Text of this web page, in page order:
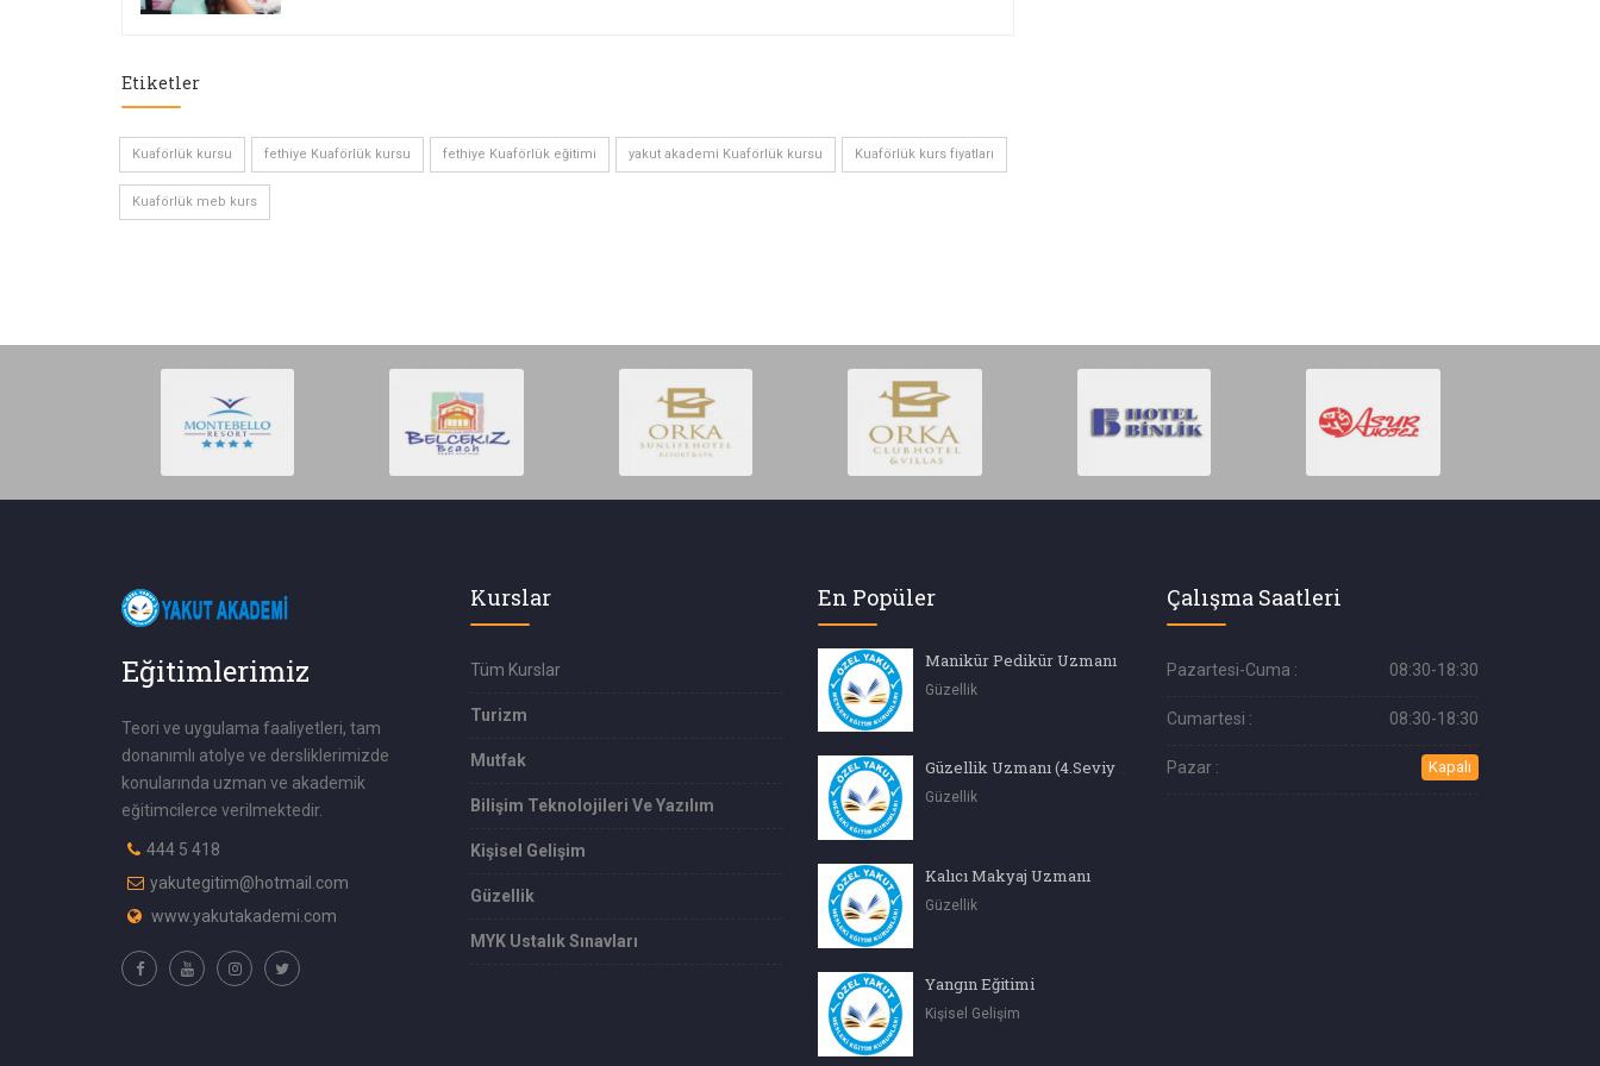
Etiketler
Kuaförlük kursu fethiye Kuaförlük kursu fethiye Kuaförlük eğitimi yakut akademi Kuaförlük kursu Kuaförlük kurs fiyatları
Kuaförlük meb kurs
Eğitimlerimiz
Teori ve uygulama faaliyetleri, tam
donanımlı atolye ve dersliklerimizde
konularında uzman ve akademik
eğitimcilerce verilmektedir.
444 5 418
yakutegitim@hotmail.com
www.yakutakademi.com
Kurslar
Tüm Kurslar
Turizm
Mutfak
Bilişim Teknolojileri Ve Yazılım
Kişisel Gelişim
Güzellik
MYK Ustalık Sınavları
En Popüler
Manikür Pedikür Uzmanı
Güzellik
Güzellik
Kalıcı Makyaj Uzmanı
Güzellik
Yangın Eğitimi
Kişisel Gelişim
Çalışma Saatleri
Pazartesi-Cuma : 08:30-18:30
Cumartesi : 08:30-18:30
Pazar : Kapalı